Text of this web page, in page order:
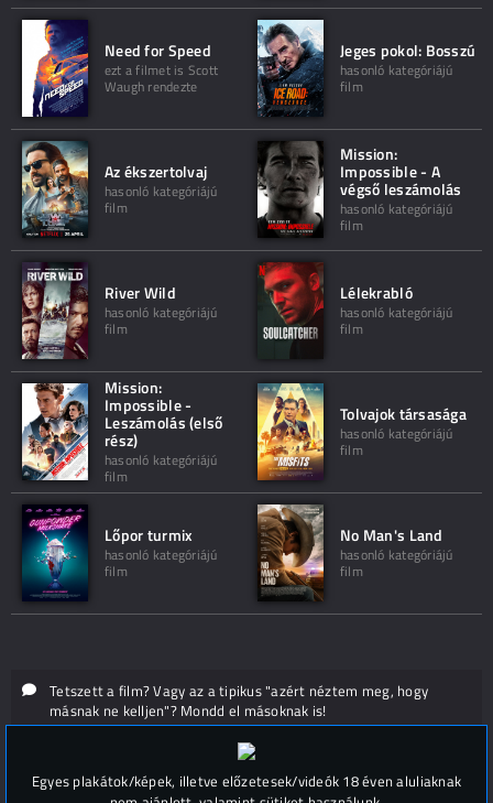
Need for Speed
ezt a filmet is Scott
Waugh rendezte
Jeges pokol: Bosszú
hasonló kategóriájú
film
Az ékszertolvaj
hasonló kategóriájú
film
Mission:
Impossible - A
végső leszámolás
hasonló kategóriájú
film
River Wild
hasonló kategóriájú
film
Lélekrabló
hasonló kategóriájú
film
Mission:
Impossible -
Leszámolás (első
rész)
hasonló kategóriájú
film
Tolvajok társasága
hasonló kategóriájú
film
Lőpor turmix
hasonló kategóriájú
film
No Man's Land
hasonló kategóriájú
film
Tetszett a film? Vagy az a tipikus "azért néztem meg, hogy
másnak ne kelljen"? Mondd el másoknak is!
Hozzászólások (
Egyes plakátok/képek, illetve előzetesek/videók 18 éven aluliaknak